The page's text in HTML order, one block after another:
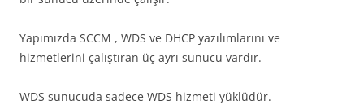
Yapımızda SCCM , WDS ve DHCP yazılımlarını ve
hizmetlerini çalıştıran üç ayrı sunucu vardır.
WDS sunucuda sadece WDS hizmeti yüklüdür.